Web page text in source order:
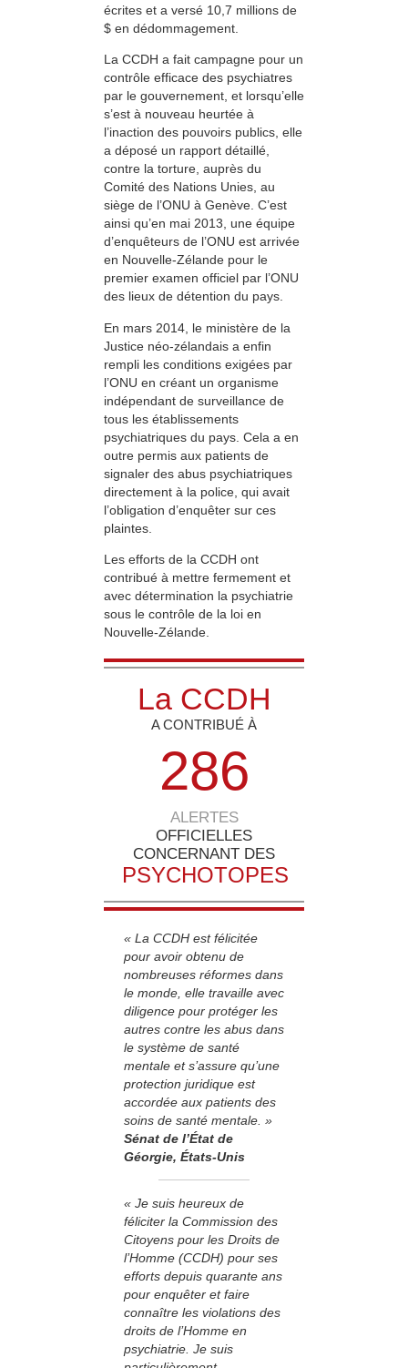
écrites et a versé 10,7 millions de
$ en dédommagement.
La CCDH a fait campagne pour un
contrôle efficace des psychiatres
par le gouvernement, et lorsqu’elle
s’est à nouveau heurtée à
l’inaction des pouvoirs publics, elle
a déposé un rapport détaillé,
contre la torture, auprès du
Comité des Nations Unies, au
siège de l’ONU à Genève. C’est
ainsi qu’en mai 2013, une équipe
d’enquêteurs de l’ONU est arrivée
en Nouvelle-Zélande pour le
premier examen officiel par l’ONU
des lieux de détention du pays.
En mars 2014, le ministère de la
Justice néo-zélandais a enfin
rempli les conditions exigées par
l’ONU en créant un organisme
indépendant de surveillance de
tous les établissements
psychiatriques du pays. Cela a en
outre permis aux patients de
signaler des abus psychiatriques
directement à la police, qui avait
l’obligation d’enquêter sur ces
plaintes.
Les efforts de la CCDH ont
contribué à mettre fermement et
avec détermination la psychiatrie
sous le contrôle de la loi en
Nouvelle-Zélande.
La CCDH
A CONTRIBUÉ À
286
ALERTES
OFFICIELLES
CONCERNANT DES
PSYCHOTOPES
« La CCDH est félicitée
pour avoir obtenu de
nombreuses réformes dans
le monde, elle travaille avec
diligence pour protéger les
autres contre les abus dans
le système de santé
mentale et s’assure qu’une
protection juridique est
accordée aux patients des
soins de santé mentale. »
Sénat de l’État de
Géorgie, États-Unis
« Je suis heureux de
féliciter la Commission des
Citoyens pour les Droits de
l’Homme (CCDH) pour ses
efforts depuis quarante ans
pour enquêter et faire
connaître les violations des
droits de l’Homme en
psychiatrie. Je suis